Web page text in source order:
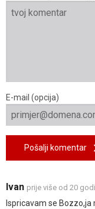
E-mail (opcija)
Pošalji komentar
Ivan prije više od 20
Ispricavam se